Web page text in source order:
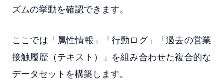
ズムの挙動を確認できます。
ここでは「属性情報」「行動ログ」「過去の営業
接触履歴（テキスト）」を組み合わせた複合的な
データセットを構築します。